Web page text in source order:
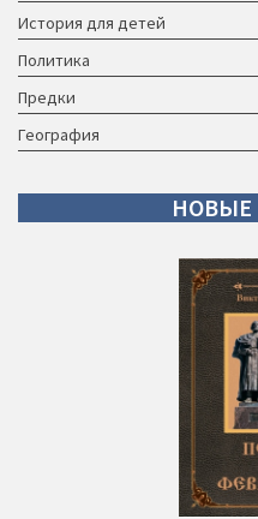
История для детей
Политика
Предки
География
НОВЫЕ